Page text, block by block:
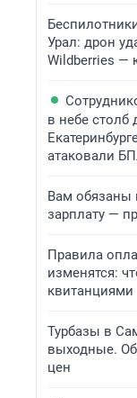
Урал: дрон
Wildberries —
в небе столб
атаковали
Вам обязаны
зарплату —
Правила
изменятся:
квитанциями
Турбазы в
выходные.
цен